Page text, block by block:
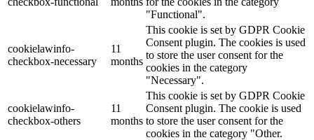
"Functional".
cookielawinfo-
checkbox-necessary
11
months
This cookie is set by GDPR Cookie
Consent plugin. The cookies is used
to store the user consent for the
cookies in the category
"Necessary".
cookielawinfo-
checkbox-others
11
months
This cookie is set by GDPR Cookie
Consent plugin. The cookie is used
to store the user consent for the
cookies in the category "Other.